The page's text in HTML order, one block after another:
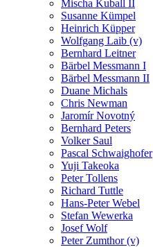
Mischa Kuball II
Susanne Kümpel
Heinrich Küpper
Wolfgang Laib (v)
Bernhard Leitner
Bärbel Messmann I
Bärbel Messmann II
Duane Michals
Chris Newman
Jaromír Novotný
Bernhard Peters
Volker Saul
Pascal Schwaighofer
Yuji Takeoka
Peter Tollens
Richard Tuttle
Hans-Peter Webel
Stefan Wewerka
Josef Wolf
Peter Zumthor (v)